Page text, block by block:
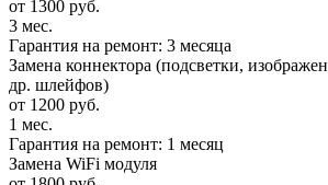
от 1300 руб.
3 мес.
Гарантия на ремонт: 3 месяца
Замена коннектора (подсветки,
др. шлейфов)
от 1200 руб.
1 мес.
Гарантия на ремонт: 1 месяц
Замена WiFi модуля